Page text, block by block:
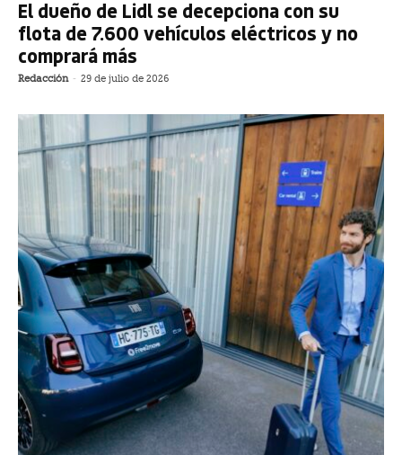
El dueño de Lidl se decepciona con su
flota de 7.600 vehículos eléctricos y no
comprará más
Redacción - 29 de julio de 2026